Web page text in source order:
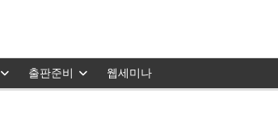
출판준비 웹세미나